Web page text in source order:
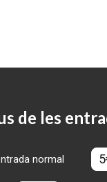
de les
normal